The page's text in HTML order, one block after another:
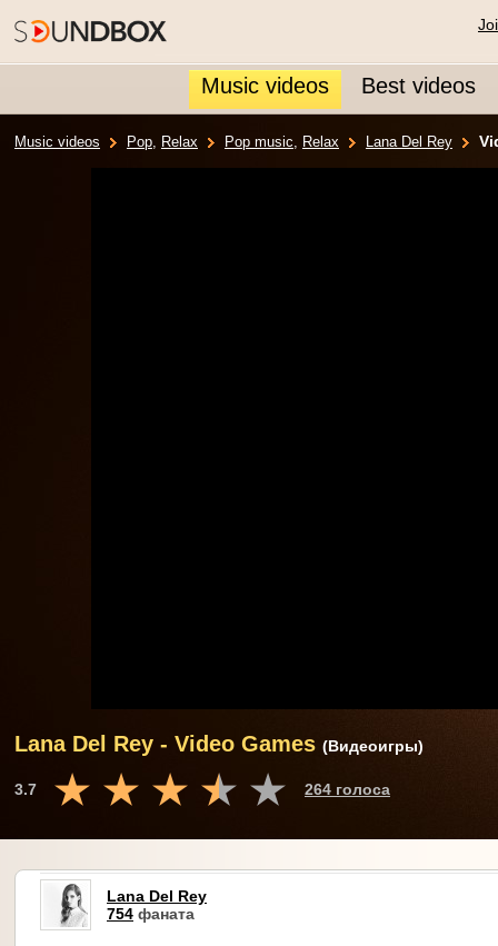
Music videos Best videos
Music videos Pop, Relax Pop music, Relax Lana Del Rey
Lana Del Rey - Video Games (Видеоигры)
3.7 264 голоса
Lana Del Rey
754 фаната